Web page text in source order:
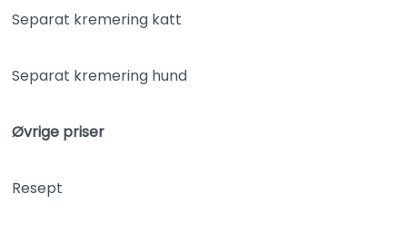
Separat kremering katt
Separat kremering hund
Øvrige priser
Resept